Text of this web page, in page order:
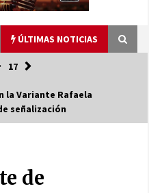
ÚLTIMAS NOTICIAS
sanción a la emergencia
clave
de San Guillermo continúa
17
la Variante Rafaela
señalización
de